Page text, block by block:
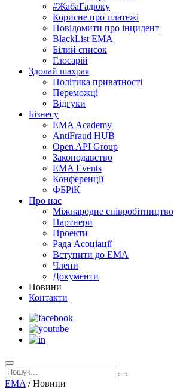
#ЖабаГадюку
Корисне про платежі
Повідомити про інцидент
BlackList EMA
Білий список
Глосарій
Здолай шахрая
Політика приватності
Переможцi
Відгуки
Бізнесу
EMA Academy
AntiFraud HUB
Open API Group
Законодавство
EMA Events
Конференції
ФБРіК
Про нас
Міжнародне співробітництво
Партнери
Проекти
Рада Асоціації
Вступити до ЕМА
Члени
Документи
Новини
Контакти
EMA /Новини